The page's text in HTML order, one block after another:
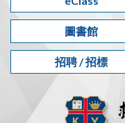
圖書館
招聘 / 招標